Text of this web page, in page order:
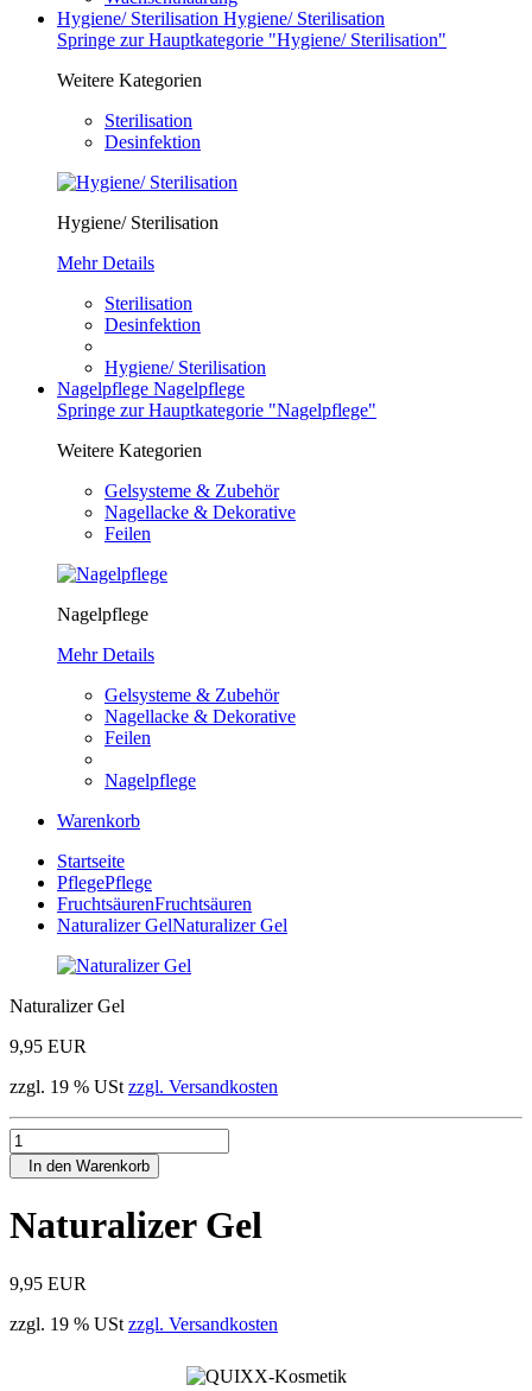
Hygiene/ Sterilisation Hygiene/ Sterilisation
Springe zur Hauptkategorie "Hygiene/ Sterilisation"
Weitere Kategorien
Sterilisation
Desinfektion
Hygiene/ Sterilisation
Mehr Details
Sterilisation
Desinfektion
Hygiene/ Sterilisation
Nagelpflege Nagelpflege
Springe zur Hauptkategorie "Nagelpflege"
Weitere Kategorien
Gelsysteme & Zubehör
Nagellacke & Dekorative
Feilen
Nagelpflege
Mehr Details
Gelsysteme & Zubehör
Nagellacke & Dekorative
Feilen
Nagelpflege
Warenkorb
Startseite
PflegePflege
FruchtsäurenFruchtsäuren
Naturalizer GelNaturalizer Gel
Naturalizer Gel
9,95 EUR
zzgl. 19 % USt zzgl. Versandkosten
In den Warenkorb
Naturalizer Gel
9,95 EUR
zzgl. 19 % USt zzgl. Versandkosten